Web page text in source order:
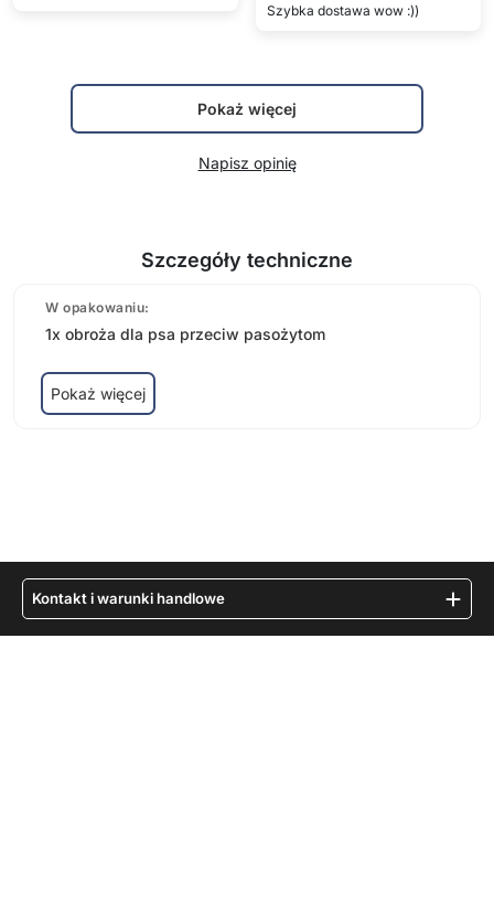
Szybka dostawa wow :))
Pokaż więcej
Napisz opinię
Szczegóły techniczne
W opakowaniu:
1x obroża dla psa przeciw pasożytom
Pokaż więcej
Kontakt i warunki handlowe